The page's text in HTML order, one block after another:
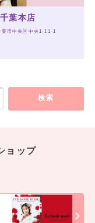
葉本店
葉市中央区中央1-11-1
検索
ョップ